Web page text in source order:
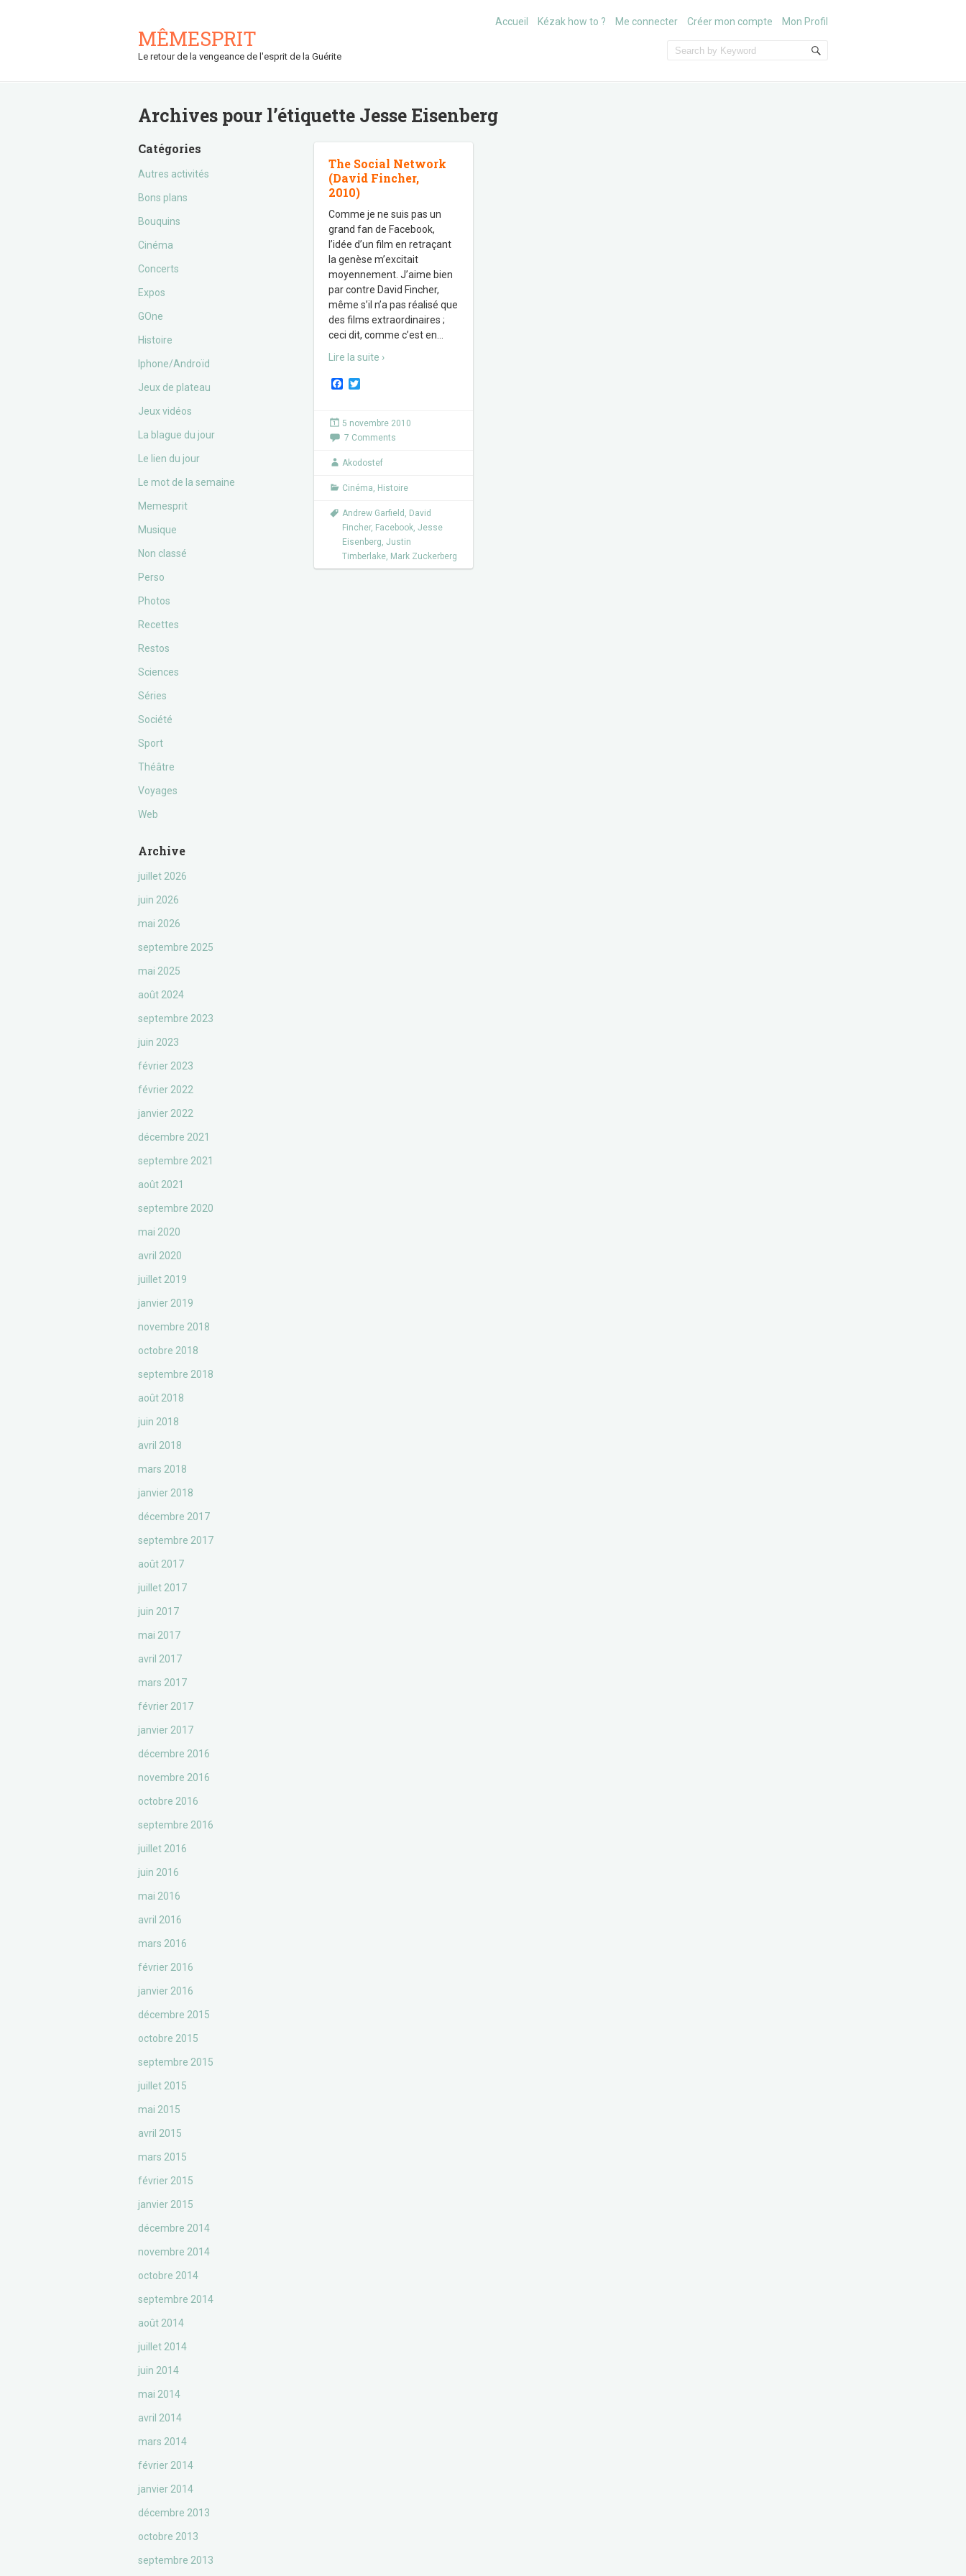
MÊMESPRIT
Le retour de la vengeance de l'esprit de la Guérite
Accueil Kézak how to ? Me connecter Créer mon compte Mon Profil
Archives pour l’étiquette Jesse Eisenberg
Catégories
Autres activités
Bons plans
Bouquins
Cinéma
Concerts
Expos
GOne
Histoire
Iphone/Androïd
Jeux de plateau
Jeux vidéos
La blague du jour
Le lien du jour
Le mot de la semaine
Memesprit
Musique
Non classé
Perso
Photos
Recettes
Restos
Sciences
Séries
Société
Sport
Théâtre
Voyages
Web
Archive
juillet 2026
juin 2026
mai 2026
septembre 2025
mai 2025
août 2024
septembre 2023
juin 2023
février 2023
février 2022
janvier 2022
décembre 2021
septembre 2021
août 2021
septembre 2020
mai 2020
avril 2020
juillet 2019
janvier 2019
novembre 2018
octobre 2018
septembre 2018
août 2018
juin 2018
avril 2018
mars 2018
janvier 2018
décembre 2017
septembre 2017
août 2017
juillet 2017
juin 2017
mai 2017
avril 2017
mars 2017
février 2017
janvier 2017
décembre 2016
novembre 2016
octobre 2016
septembre 2016
juillet 2016
juin 2016
mai 2016
avril 2016
mars 2016
février 2016
janvier 2016
décembre 2015
octobre 2015
septembre 2015
juillet 2015
mai 2015
avril 2015
mars 2015
février 2015
janvier 2015
décembre 2014
novembre 2014
octobre 2014
septembre 2014
août 2014
juillet 2014
juin 2014
mai 2014
avril 2014
mars 2014
février 2014
janvier 2014
décembre 2013
octobre 2013
septembre 2013
The Social Network
(David Fincher,
2010)
Comme je ne suis pas un
grand fan de Facebook,
l’idée d’un film en retraçant
la genèse m’excitait
moyennement. J’aime bien
par contre David Fincher,
même s’il n’a pas réalisé que
des films extraordinaires ;
ceci dit, comme c’est en
Lire la suite ›
F
e
b
o
k
t
e
5 novembre 2010
7 Comments
Akodostef
Cinéma, Histoire
Andrew Garfield , David
Fincher, Facebook, Jesse
Eisenberg, Justin
Timberlake, Mark Zuckerberg